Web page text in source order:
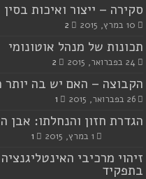
סקירה – ייצור ואיכות בסין
10 במרץ, 2015 2
תכונות של מנהל אוטונומי
24 בפברואר, 2015 2
הקבוצה – האם יש בה
26 בפברואר, 2015 1
הגדרת חזון והנחלתו: אבן
1 במרץ, 2015 1
זיהוי מרכיבי
בתפקיד